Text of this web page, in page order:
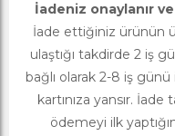
İadeniz onaylanır
İade ettiğiniz ürünün
ulaştığı takdirde 2 iş
bağlı olarak 2-8 iş
kartınıza yansır. İade
ödemeyi ilk